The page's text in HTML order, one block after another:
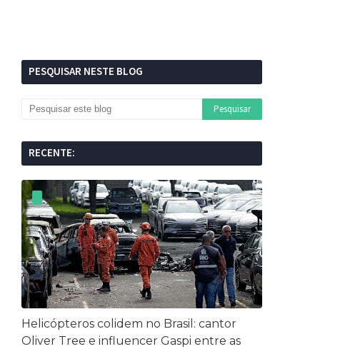
PESQUISAR NESTE BLOG
RECENTE:
Helicópteros colidem no Brasil: cantor
Oliver Tree e influencer Gaspi entre as